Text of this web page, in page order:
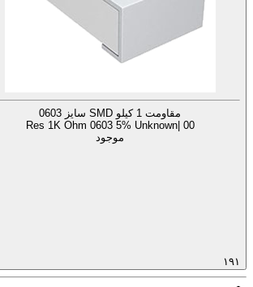
مقاومت 1 کیلو SMD سایز 0603
Res 1K Ohm 0603 5% Unknown| 00
موجود
۱۹۱